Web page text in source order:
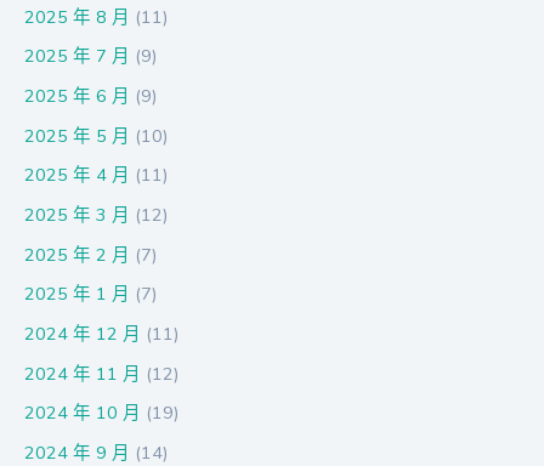
2025 年 8 月 (11)
2025 年 7 月 (9)
2025 年 6 月 (9)
2025 年 5 月 (10)
2025 年 4 月 (11)
2025 年 3 月 (12)
2025 年 2 月 (7)
2025 年 1 月 (7)
2024 年 12 月 (11)
2024 年 11 月 (12)
2024 年 10 月 (19)
2024 年 9 月 (14)